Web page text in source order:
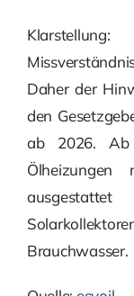
Daher der
den
ab 2026. Ab
Ölheizungen
Brauchwasser.